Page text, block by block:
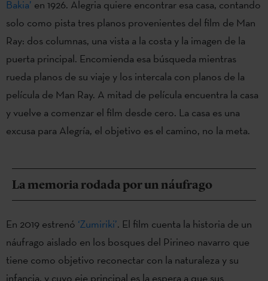
Bakia’ en 1926. Alegria quiere encontrar esa casa, contando
solo como pista tres planos provenientes del film de Man
Ray: dos columnas, una vista a la costa y la imagen de la
puerta principal. Encomienda esa búsqueda mientras
rueda planos de su viaje y los intercala con planos de la
película de Man Ray. A mitad de película encuentra la casa
y vuelve a comenzar el film desde cero. La casa es una
excusa para Alegría, el objetivo es el camino, no la meta.
La memoria rodada por un náufrago
En 2019 estrenó ‘Zumiriki’. El film cuenta la historia de un
náufrago aislado en los bosques del Pirineo navarro que
tiene como objetivo reconectar con la naturaleza y su
infancia, y cuyo eje principal es la espera a que sus